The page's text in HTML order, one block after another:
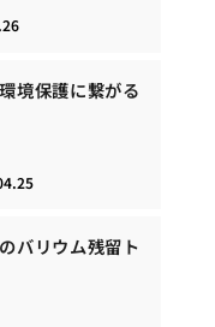
境保護に繋がる
バリウム残留ト